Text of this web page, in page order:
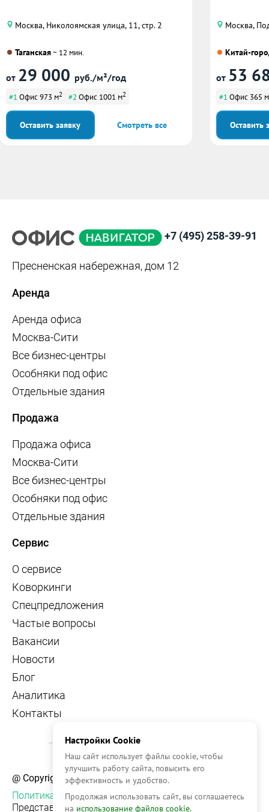
Москва, Николоямская улица, 11, стр. 2
Таганская~ 12 мин.
от 29 000 руб./м²/год
#1 Офис 973 м2 #2 Офис 1001 м2
Оставить заявку Смотреть все
Москва,
Китай-
от 53
#1 Офис 365 м
Оставить
+7 (495) 258-39-91
Пресненская набережная, дом 12
Аренда
Аренда офиса
Москва-Сити
Все бизнес-центры
Особняки под офис
Отдельные здания
Продажа
Продажа офиса
Москва-Сити
Все бизнес-центры
Особняки под офис
Отдельные здания
Сервис
О сервисе
Коворкинги
Спецпредложения
Частые вопросы
Вакансии
Новости
Блог
Аналитика
Контакты
@ Copyright, 2026 OFFICE NAVIGATOR
Политика конфиденциальности
Представленная на сайте информация, в т.ч.
Настройки Cookie
Наш сайт использует файлы cookie, чтобы
улучшить работу сайта, повысить его
эффективность и удобство.
Продолжая использовать сайт, вы соглашаетесь
на использование файлов cookie.